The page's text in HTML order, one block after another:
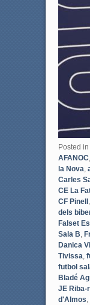
Posted in
AFANOC,
la Nova,
Carles
CE La
CF Pinell ,
dels
Falset
Sala B,
Danica
Tivissa,
futbol
Bladé
JE Riba-
d'Almos,